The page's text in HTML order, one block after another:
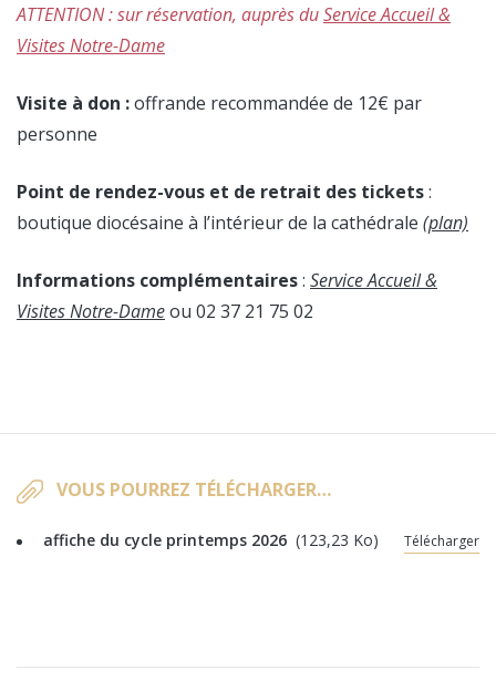
ATTENTION : sur réservation, auprès duService Accueil &
Visites Notre-Dame
Visite à don :offrande recommandée de 12€ par
personne
Point de rendez-vous et de retrait des tickets:
boutique diocésaine à l’intérieur de la cathédrale (plan)
Informations complémentaires: Service Accueil &
Visites Notre-Dameou 02 37 21 75 02
VOUS POURREZ TÉLÉCHARGER…
affiche du cycle printemps 2026 (123,23 Ko) Télécharger